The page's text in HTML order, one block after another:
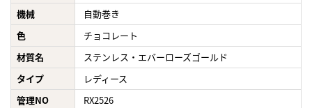
機械
自動巻き
色
チョコレート
材質名
ステンレス・エバーローズゴールド
タイプ
レディース
管理NO
RX2526